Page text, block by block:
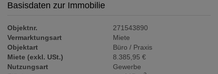
Basisdaten zur Immobilie
Objektnr.
271543890
Vermarktungsart
Miete
Objektart
Büro / Praxis
Miete (exkl. USt.)
8.385,95 €
Nutzungsart
Gewerbe